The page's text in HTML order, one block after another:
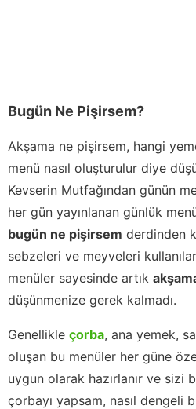
Bugün Ne Pişirsem?
Akşama ne pişirsem, hangi
menü nasıl oluşturulur diye
Kevserin Mutfağından günün
her gün yayınlanan günlük
bugün ne pişirsem derdinden
sebzeleri ve meyveleri
menüler sayesinde artık
düşünmenize gerek kalmadı.
Genellikle çorba, ana yemek,
oluşan bu menüler her güne
uygun olarak hazırlanır ve sizi
çorbayı yapsam, nasıl dengeli